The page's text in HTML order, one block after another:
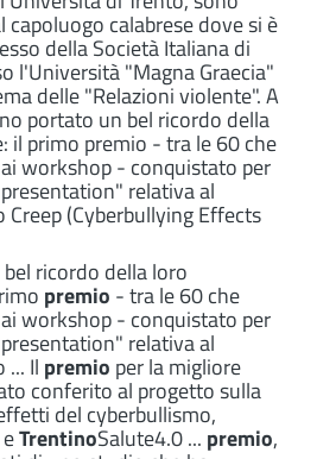
calabrese dove si è
della Società Italiana di
l'Università "Magna Graecia"
delle "Relazioni violente". A
portato un bel ricordo della
il primo premio - tra le 60 che
workshop - conquistato per
relativa al
(Cyberbullying Effects
ricordo della loro
premio - tra le 60 che
workshop - conquistato per
relativa al
Il premio per la migliore
conferito al progetto sulla
del cyberbullismo,
TrentinoSalute4.0 ... premio,